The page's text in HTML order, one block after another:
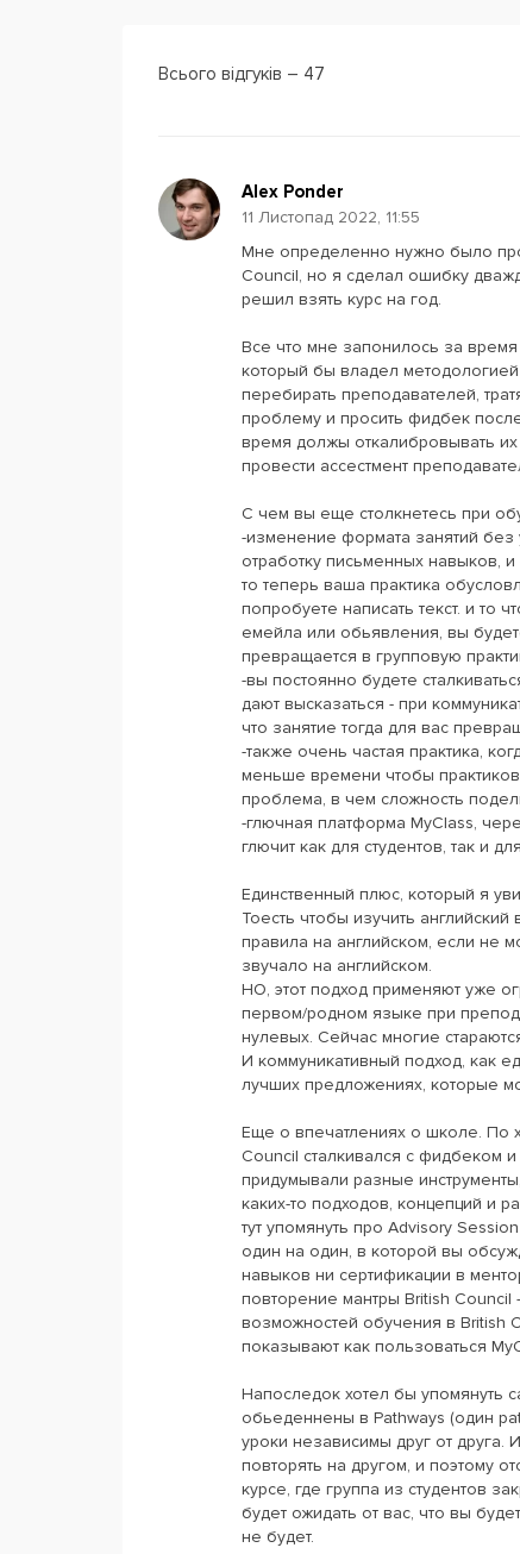
Всього відгуків – 47
Alex Ponder
11 Листопад 2022, 11:55
Мне определенно нужно было
Council, но я сделал ошибку
решил взять курс на год.
Все что мне запонилось за
который бы владел
перебирать преподавателей,
проблему и просить фидбек
время должы откалибровывать
провести ассестмент
С чем вы еще столкнетесь при
-изменение формата занятий
отработку письменных навыков,
то теперь ваша практика
попробуете написать текст. и то
емейла или обьявления, вы
превращается в групповую
-вы постоянно будете
дают высказаться - при
что занятие тогда для вас
-также очень частая практика,
меньше времени чтобы
проблема, в чем сложность
-глючная платформа MyClass,
глючит как для студентов, так и
Единственный плюс, который я
Тоесть чтобы изучить
правила на английском, если не
звучало на английском.
НО, этот подход применяют уже
первом/родном языке при
нулевых. Сейчас многие
И коммуникативный подход, как
лучших предложениях, которые
Еще о впечатлениях о школе. По
Council сталкивался с фидбеком
придумывали разные
каких-то подходов, концепций и
тут упомянуть про Advisory
один на один, в которой вы
навыков ни сертификации в
повторение мантры British
возможностей обучения в British
показывают как пользоваться
Напоследок хотел бы упомянуть
обьеденнены в Pathways (один
уроки независимы друг от
повторять на другом, и поэтому
курсе, где группа из студентов
будет ожидать от вас, что вы
не будет.